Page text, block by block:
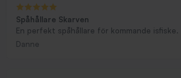
Spåhållare Skarven
En perfekt spåhållare för kommande isfiske.
Danne